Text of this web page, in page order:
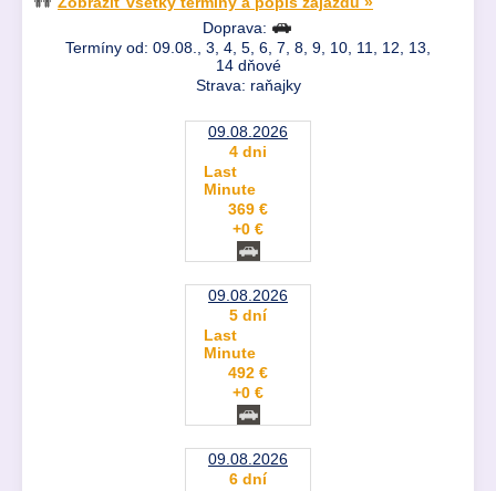
Doprava:
Termíny od: 09.08., 3, 4, 5, 6, 7, 8, 9, 10, 11, 12, 13,
14 dňové
Strava: raňajky
09.08.2026
4 dni
Last
Minute
369 €
+0 €
09.08.2026
5 dní
Last
Minute
492 €
+0 €
09.08.2026
6 dní